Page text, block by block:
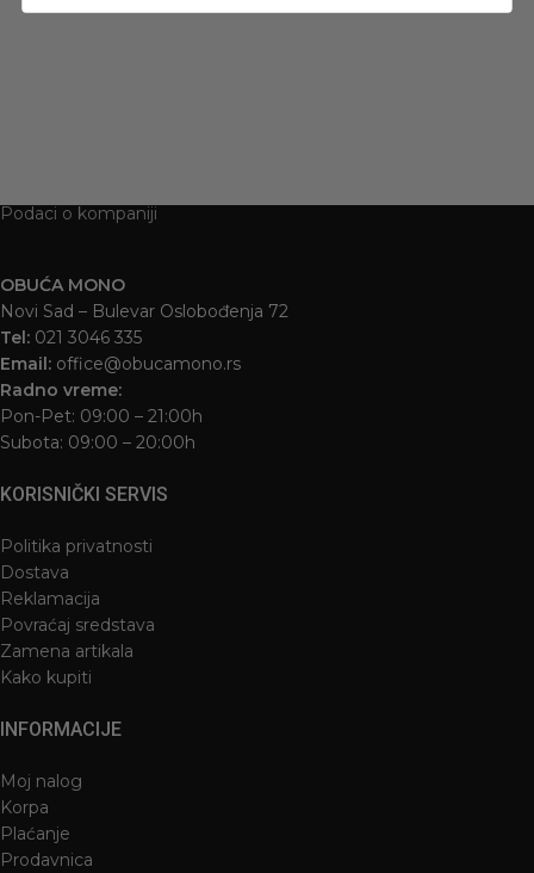
Podaci o kompaniji
OBUĆA MONO
Novi Sad – Bulevar Oslobođenja 72
Tel: 021 3046 335
Email: office@obucamono.rs
Radno vreme:
Pon-Pet: 09:00 – 21:00h
Subota: 09:00 – 20:00h
KORISNIČKI SERVIS
Politika privatnosti
Dostava
Reklamacija
Povraćaj sredstava
Zamena artikala
Kako kupiti
INFORMACIJE
Moj nalog
Korpa
Plaćanje
Prodavnica